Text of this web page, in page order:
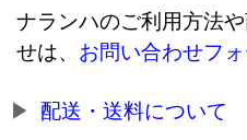
ナランハのご利用方法
せは、 お問い合わせフ
配送・送料について